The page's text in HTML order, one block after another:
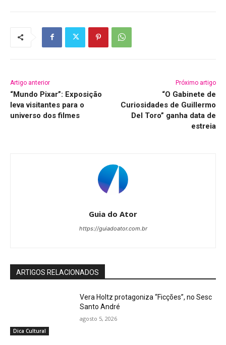
Artigo anterior
“Mundo Pixar”: Exposição
leva visitantes para o
universo dos filmes
Próximo artigo
“O Gabinete de
Curiosidades de Guillermo
Del Toro” ganha data de
estreia
Guia do Ator
https://guiadoator.com.br
ARTIGOS RELACIONADOS
Dica Cultural
Vera Holtz protagoniza “Ficções”, no Sesc
Santo André
agosto 5, 2026